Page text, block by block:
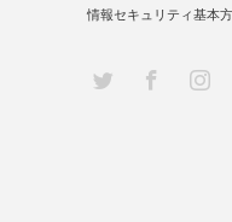
情報セキュリティ基本
Twitter Facebook